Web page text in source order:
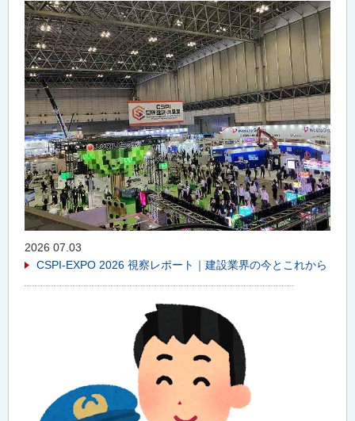
2026 07.03
CSPI-EXPO 2026 視察レポート｜建設業界の今とこれから